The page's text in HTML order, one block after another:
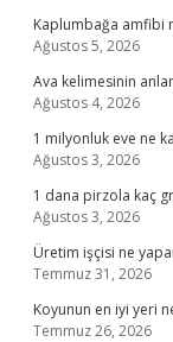
Kaplumbağa amfibi
Ağustos 5, 2026
Ava kelimesinin
Ağustos 4, 2026
1 milyonluk eve ne
Ağustos 3, 2026
1 dana pirzola kaç
Ağustos 3, 2026
Üretim işçisi ne
Temmuz 31, 2026
Koyunun en iyi yeri
Temmuz 26, 2026